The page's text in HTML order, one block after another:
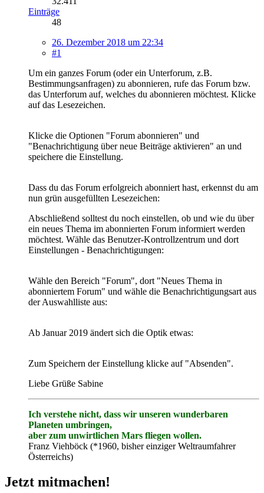
Einträge
48
26. Dezember 2018 um 22:34
#1
Um ein ganzes Forum (oder ein Unterforum, z.B.
Bestimmungsanfragen) zu abonnieren, rufe das Forum bzw.
das Unterforum auf, welches du abonnieren möchtest. Klicke
auf das Lesezeichen.
Klicke die Optionen "Forum abonnieren" und
"Benachrichtigung über neue Beiträge aktivieren" an und
speichere die Einstellung.
Dass du das Forum erfolgreich abonniert hast, erkennst du am
nun grün ausgefüllten Lesezeichen:
Abschließend solltest du noch einstellen, ob und wie du über
ein neues Thema im abonnierten Forum informiert werden
möchtest. Wähle das Benutzer-Kontrollzentrum und dort
Einstellungen - Benachrichtigungen:
Wähle den Bereich "Forum", dort "Neues Thema in
abonniertem Forum" und wähle die Benachrichtigungsart aus
der Auswahlliste aus:
Ab Januar 2019 ändert sich die Optik etwas:
Zum Speichern der Einstellung klicke auf "Absenden".
Liebe Grüße Sabine
Ich verstehe nicht, dass wir unseren wunderbaren
Planeten umbringen,
aber zum unwirtlichen Mars fliegen wollen.
Franz Viehböck (*1960, bisher einziger Weltraumfahrer
Österreichs)
Jetzt mitmachen!